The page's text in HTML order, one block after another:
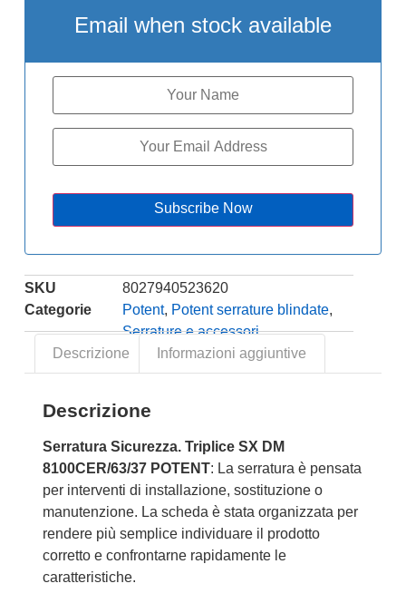
Email when stock available
Subscribe Now
SKU
8027940523620
Categorie
Potent, Potent serrature blindate,
Serrature e accessori
Descrizione
Informazioni aggiuntive
Descrizione
Serratura Sicurezza. Triplice SX DM
8100CER/63/37 POTENT: La serratura è pensata
per interventi di installazione, sostituzione o
manutenzione. La scheda è stata organizzata per
rendere più semplice individuare il prodotto
corretto e confrontarne rapidamente le
caratteristiche.